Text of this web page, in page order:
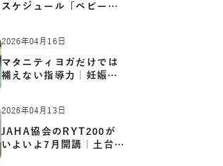
スケジュール「ベビーヨ
2026年04月16日
マタニティヨガだけでは
補えない指導力｜妊娠期
の体…
2026年04月13日
JAHA協会のRYT200が
いよいよ7月開講｜土台か
ら応用ま…